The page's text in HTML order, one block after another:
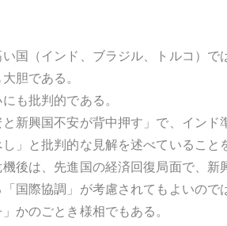
国（インド、ブラジル、トルコ）
胆である。
も批判的である。
新興国不安が背中押す」で、イン
」と批判的な見解を述べていること
後は、先進国の経済回復局面で、
国際協調」が考慮されてもよいので
かのごとき様相でもある。